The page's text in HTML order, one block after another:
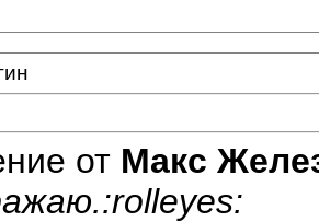
от Макс